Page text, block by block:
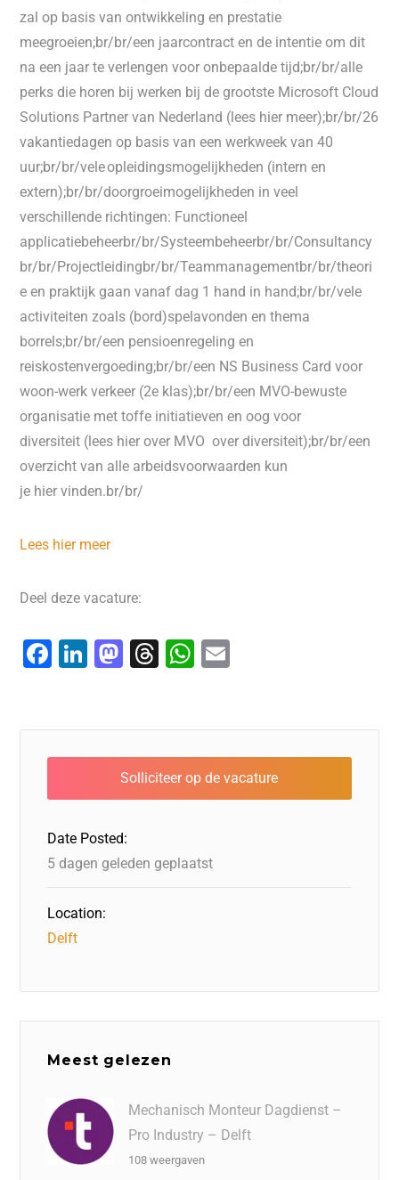
zal op basis van ontwikkeling en prestatie
meegroeien;br/br/een jaarcontract en de intentie om dit
na een jaar te verlengen voor onbepaalde tijd;br/br/alle
perks die horen bij werken bij de grootste Microsoft Cloud
Solutions Partner van Nederland (lees hier meer);br/br/26
vakantiedagen op basis van een werkweek van 40
uur;br/br/vele opleidingsmogelijkheden (intern en
extern);br/br/doorgroeimogelijkheden in veel
verschillende richtingen: Functioneel
applicatiebeheerbr/br/Systeembeheerbr/br/Consultancy
br/br/Projectleidingbr/br/Teammanagementbr/br/theori
e en praktijk gaan vanaf dag 1 hand in hand;br/br/vele
activiteiten zoals (bord)spelavonden en thema
borrels;br/br/een pensioenregeling en
reiskostenvergoeding;br/br/een NS Business Card voor
woon-werk verkeer (2e klas);br/br/een MVO-bewuste
organisatie met toffe initiatieven en oog voor
diversiteit (lees hier over MVO over diversiteit);br/br/een
overzicht van alle arbeidsvoorwaarden kun
je hier vinden.br/br/
Lees hier meer
Deel deze vacature:
F
e
b
o
o
k
Li
e
dI
n
M
o
d
o
T
a
d
s
W
s
A
p
l
Date Posted:
5 dagen geleden geplaatst
Location:
Delft
Meest gelezen
Mechanisch Monteur Dagdienst –
Pro Industry – Delft
108 weergaven